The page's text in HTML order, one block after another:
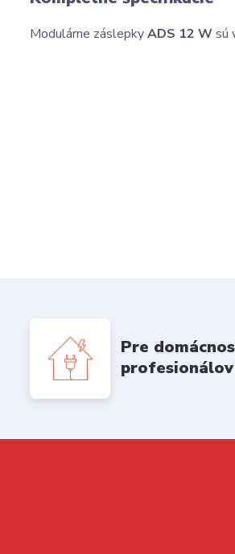
Modulárne záslepkyADS 12 Wsú
Pre
profesionálov